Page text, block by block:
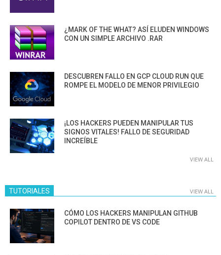
¿MARK OF THE WHAT? ASÍ ELUDEN WINDOWS
CON UN SIMPLE ARCHIVO .RAR
DESCUBREN FALLO EN GCP CLOUD RUN QUE
ROMPE EL MODELO DE MENOR PRIVILEGIO
¡LOS HACKERS PUEDEN MANIPULAR TUS
SIGNOS VITALES! FALLO DE SEGURIDAD
INCREÍBLE
VIEW ALL
TUTORIALES VIEW ALL
CÓMO LOS HACKERS MANIPULAN GITHUB
COPILOT DENTRO DE VS CODE